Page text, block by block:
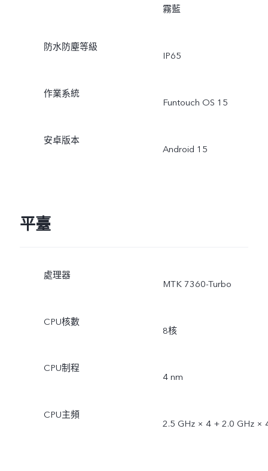
霧藍
防水防塵等級
IP65
作業系統
Funtouch OS 15
安卓版本
Android 15
平臺
處理器
MTK 7360-Turbo
CPU核數
8核
CPU制程
4 nm
CPU主頻
2.5 GHz × 4 + 2.0 GHz ×